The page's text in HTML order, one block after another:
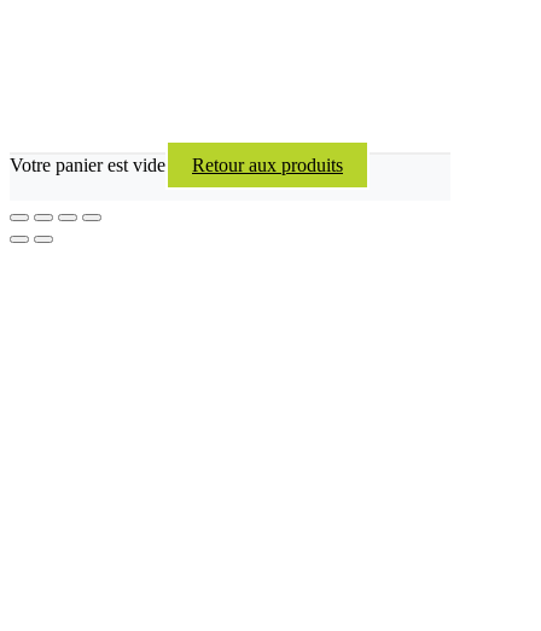
Votre panier est vide Retour aux produits